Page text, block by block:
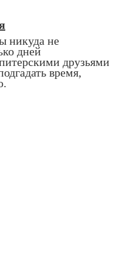
никуда не
дней
друзьями
время,